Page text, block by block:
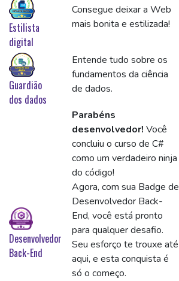
Estilista
digital
Consegue deixar a Web
mais bonita e estilizada!
Guardião
dos dados
Entende tudo sobre os
fundamentos da ciência
de dados.
Desenvolvedor
Back-End
Parabéns
desenvolvedor! Você
concluiu o curso de C#
como um verdadeiro ninja
do código!
Agora, com sua Badge de
Desenvolvedor Back-
End, você está pronto
para qualquer desafio.
Seu esforço te trouxe até
aqui, e esta conquista é
só o começo.